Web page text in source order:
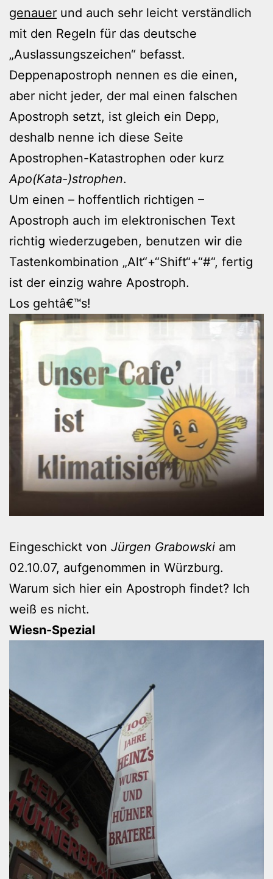
genauer und auch sehr leicht verständlich
mit den Regeln für das deutsche
„Auslassungszeichen“ befasst.
Deppenapostroph nennen es die einen,
aber nicht jeder, der mal einen falschen
Apostroph setzt, ist gleich ein Depp,
deshalb nenne ich diese Seite
Apostrophen-Katastrophen oder kurz
Apo(Kata-)strophen.
Um einen – hoffentlich richtigen –
Apostroph auch im elektronischen Text
richtig wiederzugeben, benutzen wir die
Tastenkombination „Alt“+“Shift“+“#“, fertig
ist der einzig wahre Apostroph.
Los gehtâ€™s!
Eingeschickt von Jürgen Grabowski am
02.10.07, aufgenommen in Würzburg.
Warum sich hier ein Apostroph findet? Ich
weiß es nicht.
Wiesn-Spezial